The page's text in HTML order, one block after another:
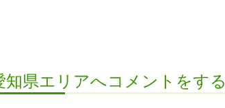
県エリアへコメントをする